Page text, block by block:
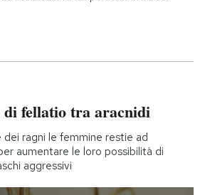
fellatio tra aracnidi
dei ragni le femmine restie ad
aumentare le loro possibilità di
aggressivi